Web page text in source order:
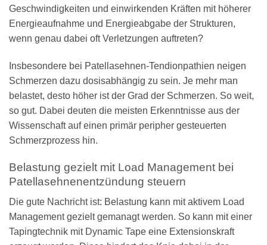
Geschwindigkeiten und einwirkenden Kräften mit höherer
Energieaufnahme und Energieabgabe der Strukturen,
wenn genau dabei oft Verletzungen auftreten?
Insbesondere bei Patellasehnen-Tendionpathien neigen
Schmerzen dazu dosisabhängig zu sein. Je mehr man
belastet, desto höher ist der Grad der Schmerzen. So weit,
so gut. Dabei deuten die meisten Erkenntnisse aus der
Wissenschaft auf einen primär peripher gesteuerten
Schmerzprozess hin.
Belastung gezielt mit Load Management bei
Patellasehnenentzündung steuern
Die gute Nachricht ist: Belastung kann mit aktivem Load
Management gezielt gemanagt werden. So kann mit einer
Tapingtechnik mit Dynamic Tape eine Extensionskraft